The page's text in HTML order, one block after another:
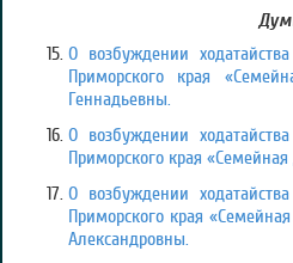
О возбуждении
Приморского края
Геннадьевны.
О возбуждении
Приморского края
О возбуждении
Приморского края
Александровны.